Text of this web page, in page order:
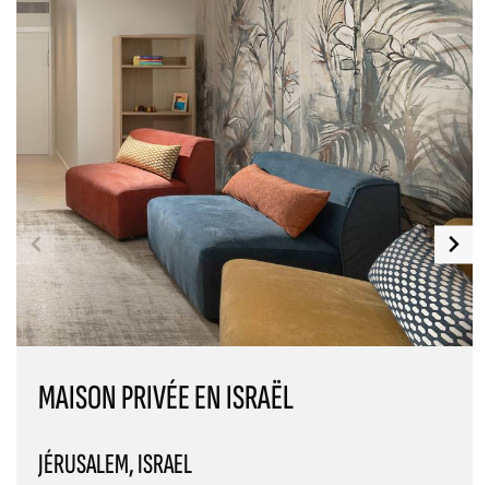
MAISON PRIVÉE EN ISRAËL
JÉRUSALEM, ISRAEL